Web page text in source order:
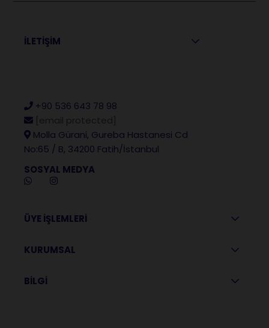
İLETİŞİM
+90 536 643 78 98
Molla Gürani, Gureba Hastanesi Cd
No:65 / B, 34200 Fatih/İstanbul
SOSYAL MEDYA
ÜYE İŞLEMLERİ
KURUMSAL
BİLGİ